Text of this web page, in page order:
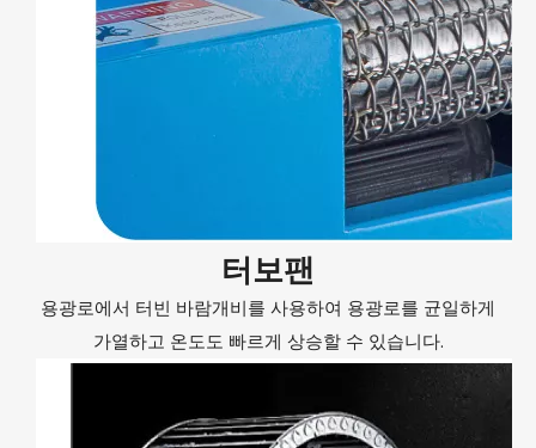
터보팬
용광로에서 터빈 바람개비를 사용하여 용광로를 균일하게
가열하고 온도도 빠르게 상승할 수 있습니다.